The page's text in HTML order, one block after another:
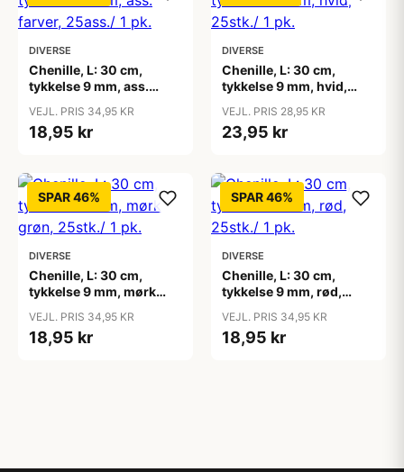
DIVERSE
Chenille, L: 30 cm,
tykkelse 9 mm, ass.
VEJL. PRIS 34,95 KR
18,95 kr
DIVERSE
Chenille, L: 30 cm,
tykkelse 9 mm, hvid,
VEJL. PRIS 28,95 KR
23,95 kr
SPAR 46%
DIVERSE
Chenille, L: 30 cm,
tykkelse 9 mm, mørk
VEJL. PRIS 34,95 KR
18,95 kr
SPAR 46%
DIVERSE
Chenille, L: 30 cm,
tykkelse 9 mm, rød,
VEJL. PRIS 34,95 KR
18,95 kr